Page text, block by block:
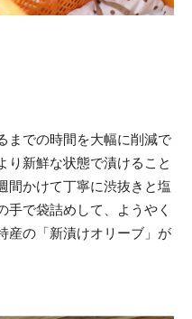
までの時間を大幅に削減で
り新鮮な状態で漬けること
間かけて丁寧に渋抜きと塩
で袋詰めして、ようやく
産の「新漬けオリーブ」が